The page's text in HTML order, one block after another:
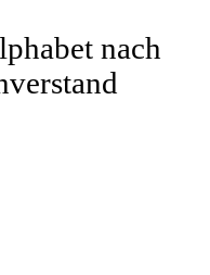
nach